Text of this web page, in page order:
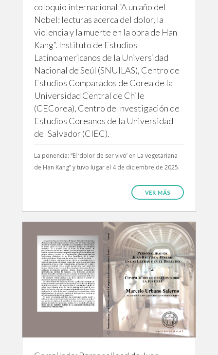
coloquio internacional “A un año del
Nobel: lecturas acerca del dolor, la
violencia y la muerte en la obra de Han
Kang”. Instituto de Estudios
Latinoamericanos de la Universidad
Nacional de Seúl (SNUILAS), Centro de
Estudios Comparados de Corea de la
Universidad Central de Chile
(CECorea), Centro de Investigación de
Estudios Coreanos de la Universidad
del Salvador (CIEC).
La ponencia: “El ‘dolor de ser vivo’ en La vegetariana
de Han Kang” y tuvo lugar el 4 de diciembre de 2025.
VER MÁS